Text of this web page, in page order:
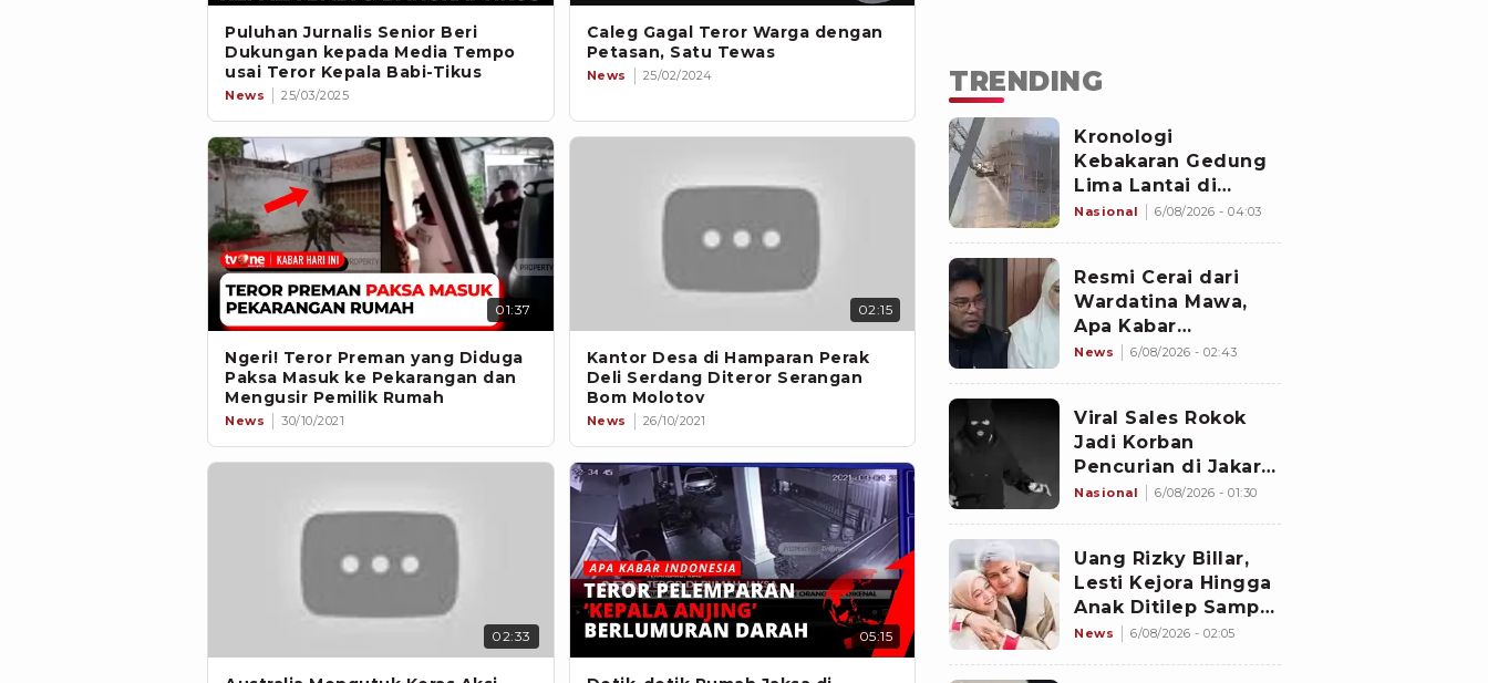
Puluhan Jurnalis Senior Beri
Dukungan kepada Media Tempo
usai Teror Kepala Babi-Tikus
News 25/03/2025
Caleg Gagal Teror Warga dengan
Petasan, Satu Tewas
News 25/02/2024
01:37
Ngeri! Teror Preman yang Diduga
Paksa Masuk ke Pekarangan dan
Mengusir Pemilik Rumah
News 30/10/2021
02:15
Kantor Desa di Hamparan Perak
Deli Serdang Diteror Serangan
Bom Molotov
News 26/10/2021
02:33 05:15
TRENDING
Kronologi
Kebakaran Gedung
Lima Lantai di
Cikini, Sempat Coba
Nasional 6/08/2026 - 04:03
Resmi Cerai dari
Wardatina Mawa,
Apa Kabar
Hubungan Asmara
News 6/08/2026 - 02:43
Viral Sales Rokok
Jadi Korban
Pencurian di Jakarta
Barat, Sejumlah
Nasional 6/08/2026 - 01:30
Uang Rizky Billar,
Lesti Kejora Hingga
Anak Ditilep Sampai
Rp3,1 Miliar, Pelaku
News 6/08/2026 - 02:05